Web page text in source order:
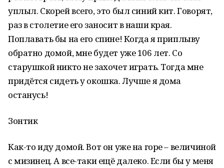
уплыл. Скорей всего, это был синий кит. Говорят,
раз в столетие его заносит в наши края.
Поплавать бы на его спине! Когда я приплыву
обратно домой, мне будет уже 106 лет. Со
старушкой никто не захочет играть. Тогда мне
придётся сидеть у окошка. Лучше я дома
останусь!
Зонтик
Как-то иду домой. Вот он уже на горе – величиной
с мизинец. А все-таки ещё далеко. Если бы у меня